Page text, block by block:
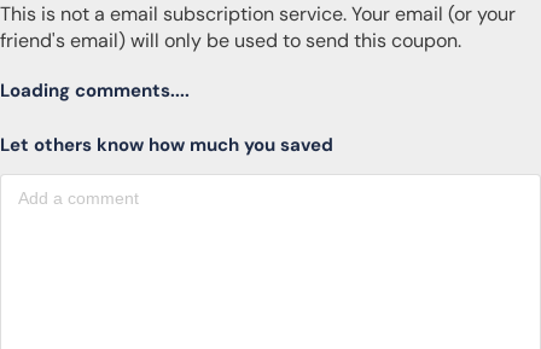
This is not a email subscription service. Your email (or your
friend's email) will only be used to send this coupon.
Loading comments....
Let others know how much you saved